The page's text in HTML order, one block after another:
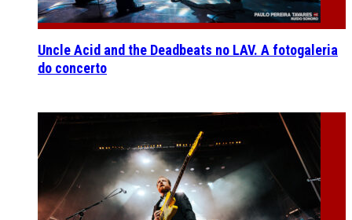
Uncle Acid and the Deadbeats no LAV. A fotogaleria
do concerto